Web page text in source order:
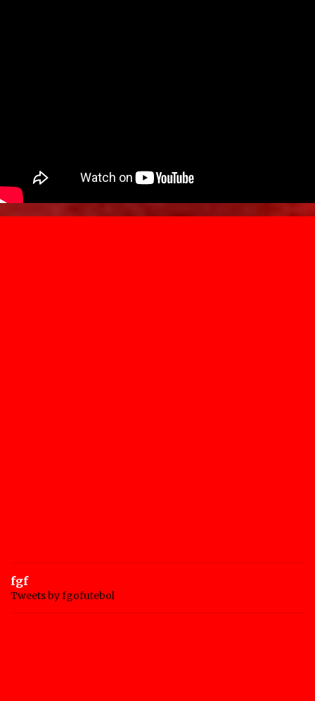
fgf
Tweets by fgofutebol